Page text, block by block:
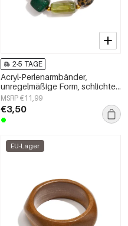
2-5 TAGE
Acryl-Perlenarmbänder,
unregelmäßige Form, schlichte
Alltagsserie, Damenschmuck
MSRP €11,99
€3,50
EU-Lager